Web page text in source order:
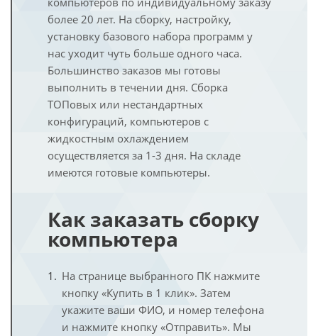
более 20 лет. На сборку, настройку,
установку базового набора программ у
нас уходит чуть больше одного часа.
Большинство заказов мы готовы
выполнить в течении дня. Сборка
ТОПовых или нестандартных
конфигураций, компьютеров с
жидкостным охлаждением
осуществляется за 1-3 дня. На складе
имеются готовые компьютеры.
Как заказать сборку
компьютера
На странице выбранного ПК нажмите
кнопку «Купить в 1 клик». Затем
укажите ваши ФИО, и номер телефона
и нажмите кнопку «Отправить». Мы